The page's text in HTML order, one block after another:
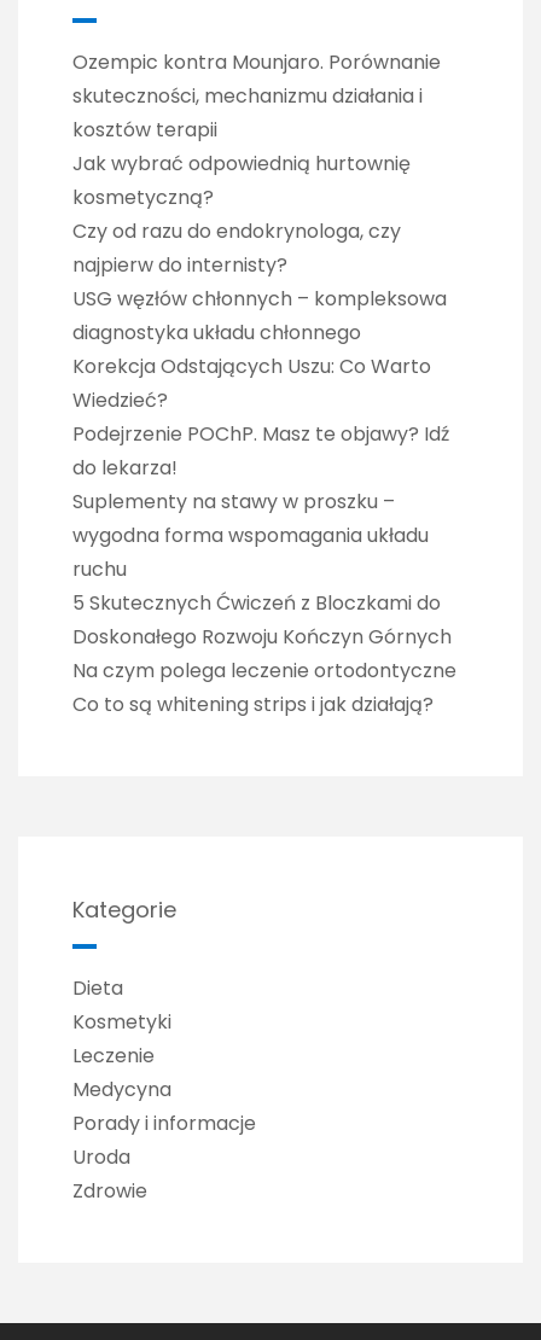
Ozempic kontra Mounjaro. Porównanie
skuteczności, mechanizmu działania i
kosztów terapii
Jak wybrać odpowiednią hurtownię
kosmetyczną?
Czy od razu do endokrynologa, czy
najpierw do internisty?
USG węzłów chłonnych – kompleksowa
diagnostyka układu chłonnego
Korekcja Odstających Uszu: Co Warto
Wiedzieć?
Podejrzenie POChP. Masz te objawy? Idź
do lekarza!
Suplementy na stawy w proszku –
wygodna forma wspomagania układu
ruchu
5 Skutecznych Ćwiczeń z Bloczkami do
Doskonałego Rozwoju Kończyn Górnych
Na czym polega leczenie ortodontyczne
Co to są whitening strips i jak działają?
Kategorie
Dieta
Kosmetyki
Leczenie
Medycyna
Porady i informacje
Uroda
Zdrowie